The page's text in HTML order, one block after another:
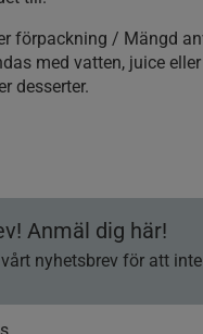
förpackning / Mängd
med vatten, juice
desserter.
Anmäl dig här!
nyhetsbrev för att